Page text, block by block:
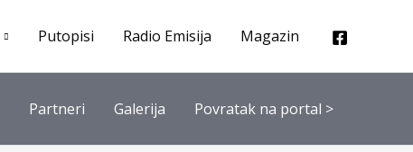
Putopisi Radio Emisija Magazin
Partneri Galerija Povratak na portal >